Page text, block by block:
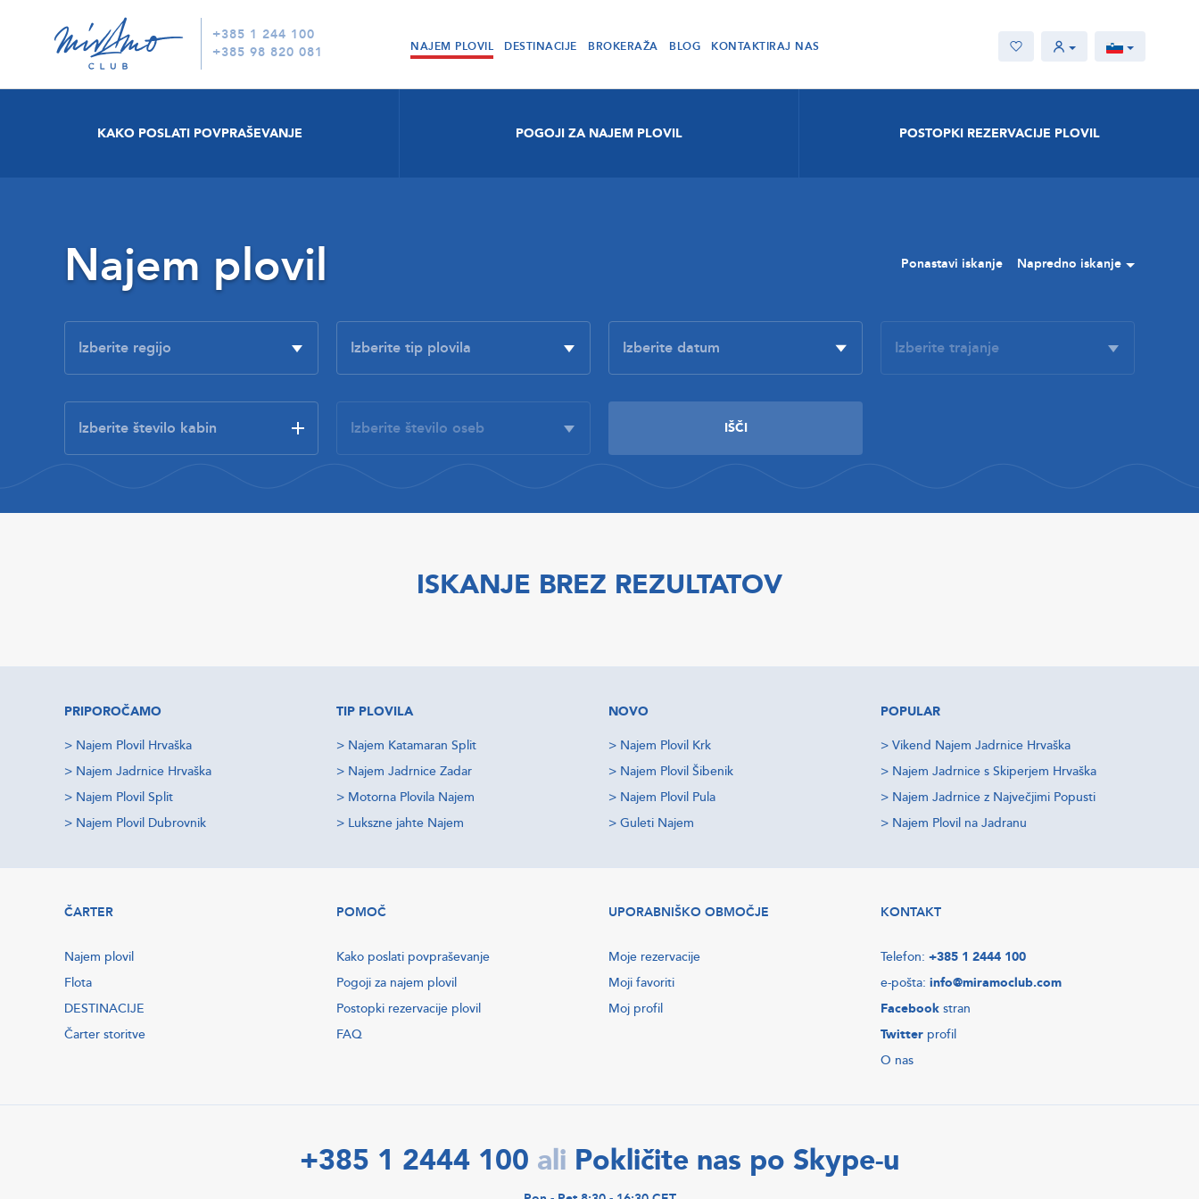
+385 1 244 100
+385 98 820 081
NAJEM PLOVIL DESTINACIJE BROKERAŽA BLOG KONTAKTIRAJ NAS
KAKO POSLATI POVPRAŠEVANJE POGOJI ZA NAJEM PLOVIL POSTOPKI REZERVACIJE PLOVIL
Najem plovil Ponastavi iskanje Napredno iskanje
ISKANJE BREZ REZULTATOV
PRIPOROČAMO
> Najem Plovil Hrvaška
> Najem Jadrnice Hrvaška
> Najem Plovil Split
> Najem Plovil Dubrovnik
TIP PLOVILA
> Najem Katamaran Split
> Najem Jadrnice Zadar
> Motorna Plovila Najem
> Lukszne jahte Najem
NOVO
> Najem Plovil Krk
> Najem Plovil Šibenik
> Najem Plovil Pula
> Guleti Najem
POPULAR
> Vikend Najem Jadrnice Hrvaška
> Najem Jadrnice s Skiperjem Hrvaška
> Najem Jadrnice z Največjimi Popusti
> Najem Plovil na Jadranu
ČARTER
Najem plovil
Flota
DESTINACIJE
Čarter storitve
POMOČ
Kako poslati povpraševanje
Pogoji za najem plovil
Postopki rezervacije plovil
FAQ
UPORABNIŠKO OBMOČJE
Moje rezervacije
Moji favoriti
Moj profil
KONTAKT
Telefon: +385 1 2444 100
e-pošta: info@miramoclub.com
Facebook stran
Twitter profil
O nas
+385 1 2444 100 ali Pokličite nas po Skype-u